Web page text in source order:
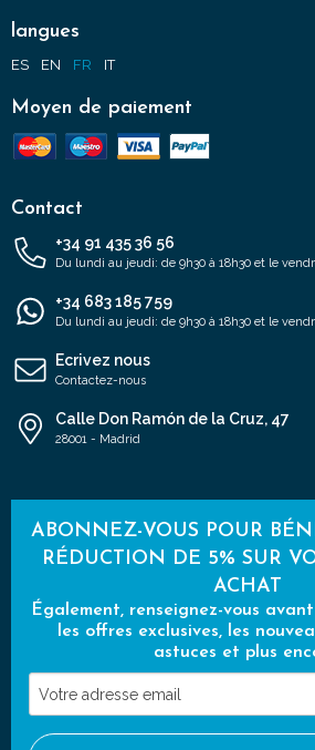
langues
ES EN FR IT
Moyen de paiement
Contact
+34 91 435 36 56
Du lundi au jeudi: de 9h30 à 18h30 et le
+34 683 185 759
Du lundi au jeudi: de 9h30 à 18h30 et le
Ecrivez nous
Contactez-nous
Calle Don Ramón de la Cruz, 47
28001 - Madrid
ABONNEZ-VOUS POUR
RÉDUCTION DE 5% SUR
ACHAT
Également, renseignez-vous
les offres exclusives, les
astuces et plus
Votre
adresse
email